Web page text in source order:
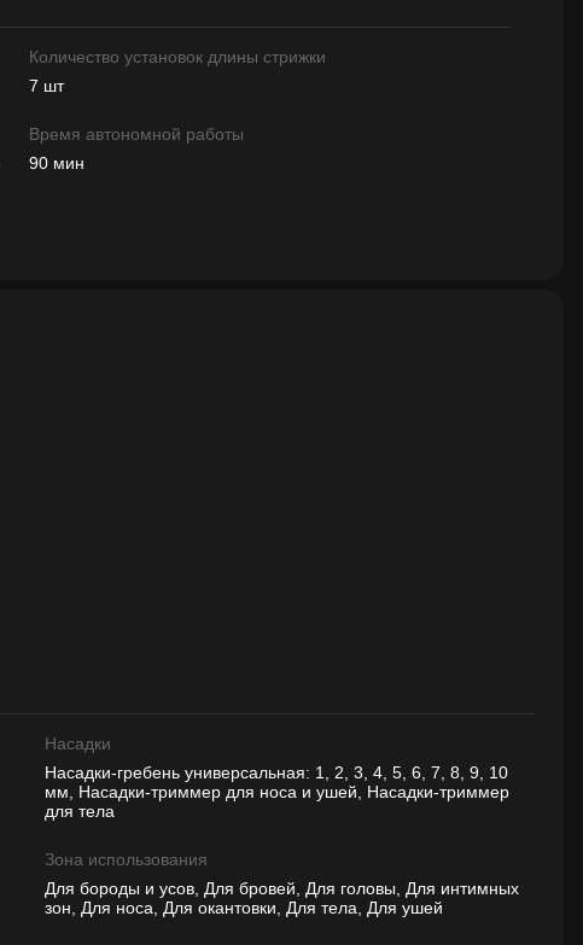
Количество установок длины стрижки
7 шт
Время автономной работы
90 мин
Насадки
Насадки-гребень универсальная: 1, 2, 3, 4, 5, 6, 7, 8, 9, 10
мм, Насадки-триммер для носа и ушей, Насадки-триммер
для тела
Зона использования
Для бороды и усов, Для бровей, Для головы, Для интимных
зон, Для носа, Для окантовки, Для тела, Для ушей